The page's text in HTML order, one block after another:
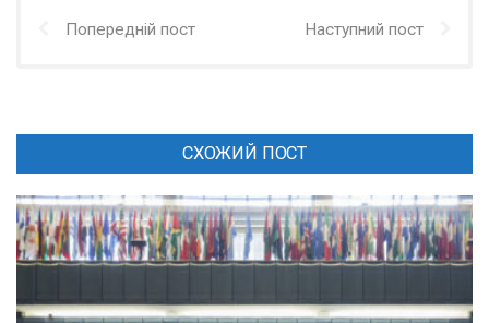
Попередній пост Наступний пост
СХОЖИЙ ПОСТ